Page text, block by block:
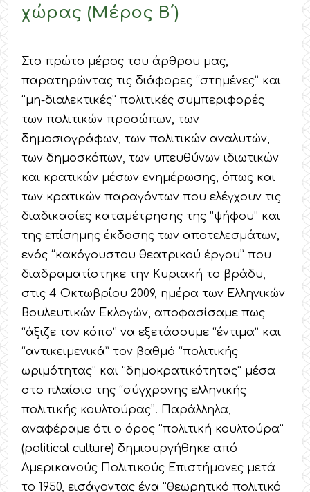
χώρας (Μέρος Β΄)
Στο πρώτο μέρος του άρθρου μας,
παρατηρώντας τις διάφορες “στημένες” και
“μη-διαλεκτικές” πολιτικές συμπεριφορές
των πολιτικών προσώπων, των
δημοσιογράφων, των πολιτικών αναλυτών,
των δημοσκόπων, των υπευθύνων ιδιωτικών
και κρατικών μέσων ενημέρωσης, όπως και
των κρατικών παραγόντων που ελέγχουν τις
διαδικασίες καταμέτρησης της “ψήφου” και
της επίσημης έκδοσης των αποτελεσμάτων,
ενός “κακόγουστου θεατρικού έργου” που
διαδραματίστηκε την Κυριακή το βράδυ,
στις 4 Οκτωβρίου 2009, ημέρα των Ελληνικών
Βουλευτικών Εκλογών, αποφασίσαμε πως
“άξιζε τον κόπο” να εξετάσουμε “έντιμα” και
“αντικειμενικά” τον βαθμό “πολιτικής
ωριμότητας” και “δημοκρατικότητας” μέσα
στο πλαίσιο της “σύγχρονης ελληνικής
πολιτικής κουλτούρας”. Παράλληλα,
αναφέραμε ότι ο όρος “πολιτική κουλτούρα”
(political culture) δημιουργήθηκε από
Αμερικανούς Πολιτικούς Επιστήμονες μετά
το 1950, εισάγοντας ένα “θεωρητικό πολιτικό